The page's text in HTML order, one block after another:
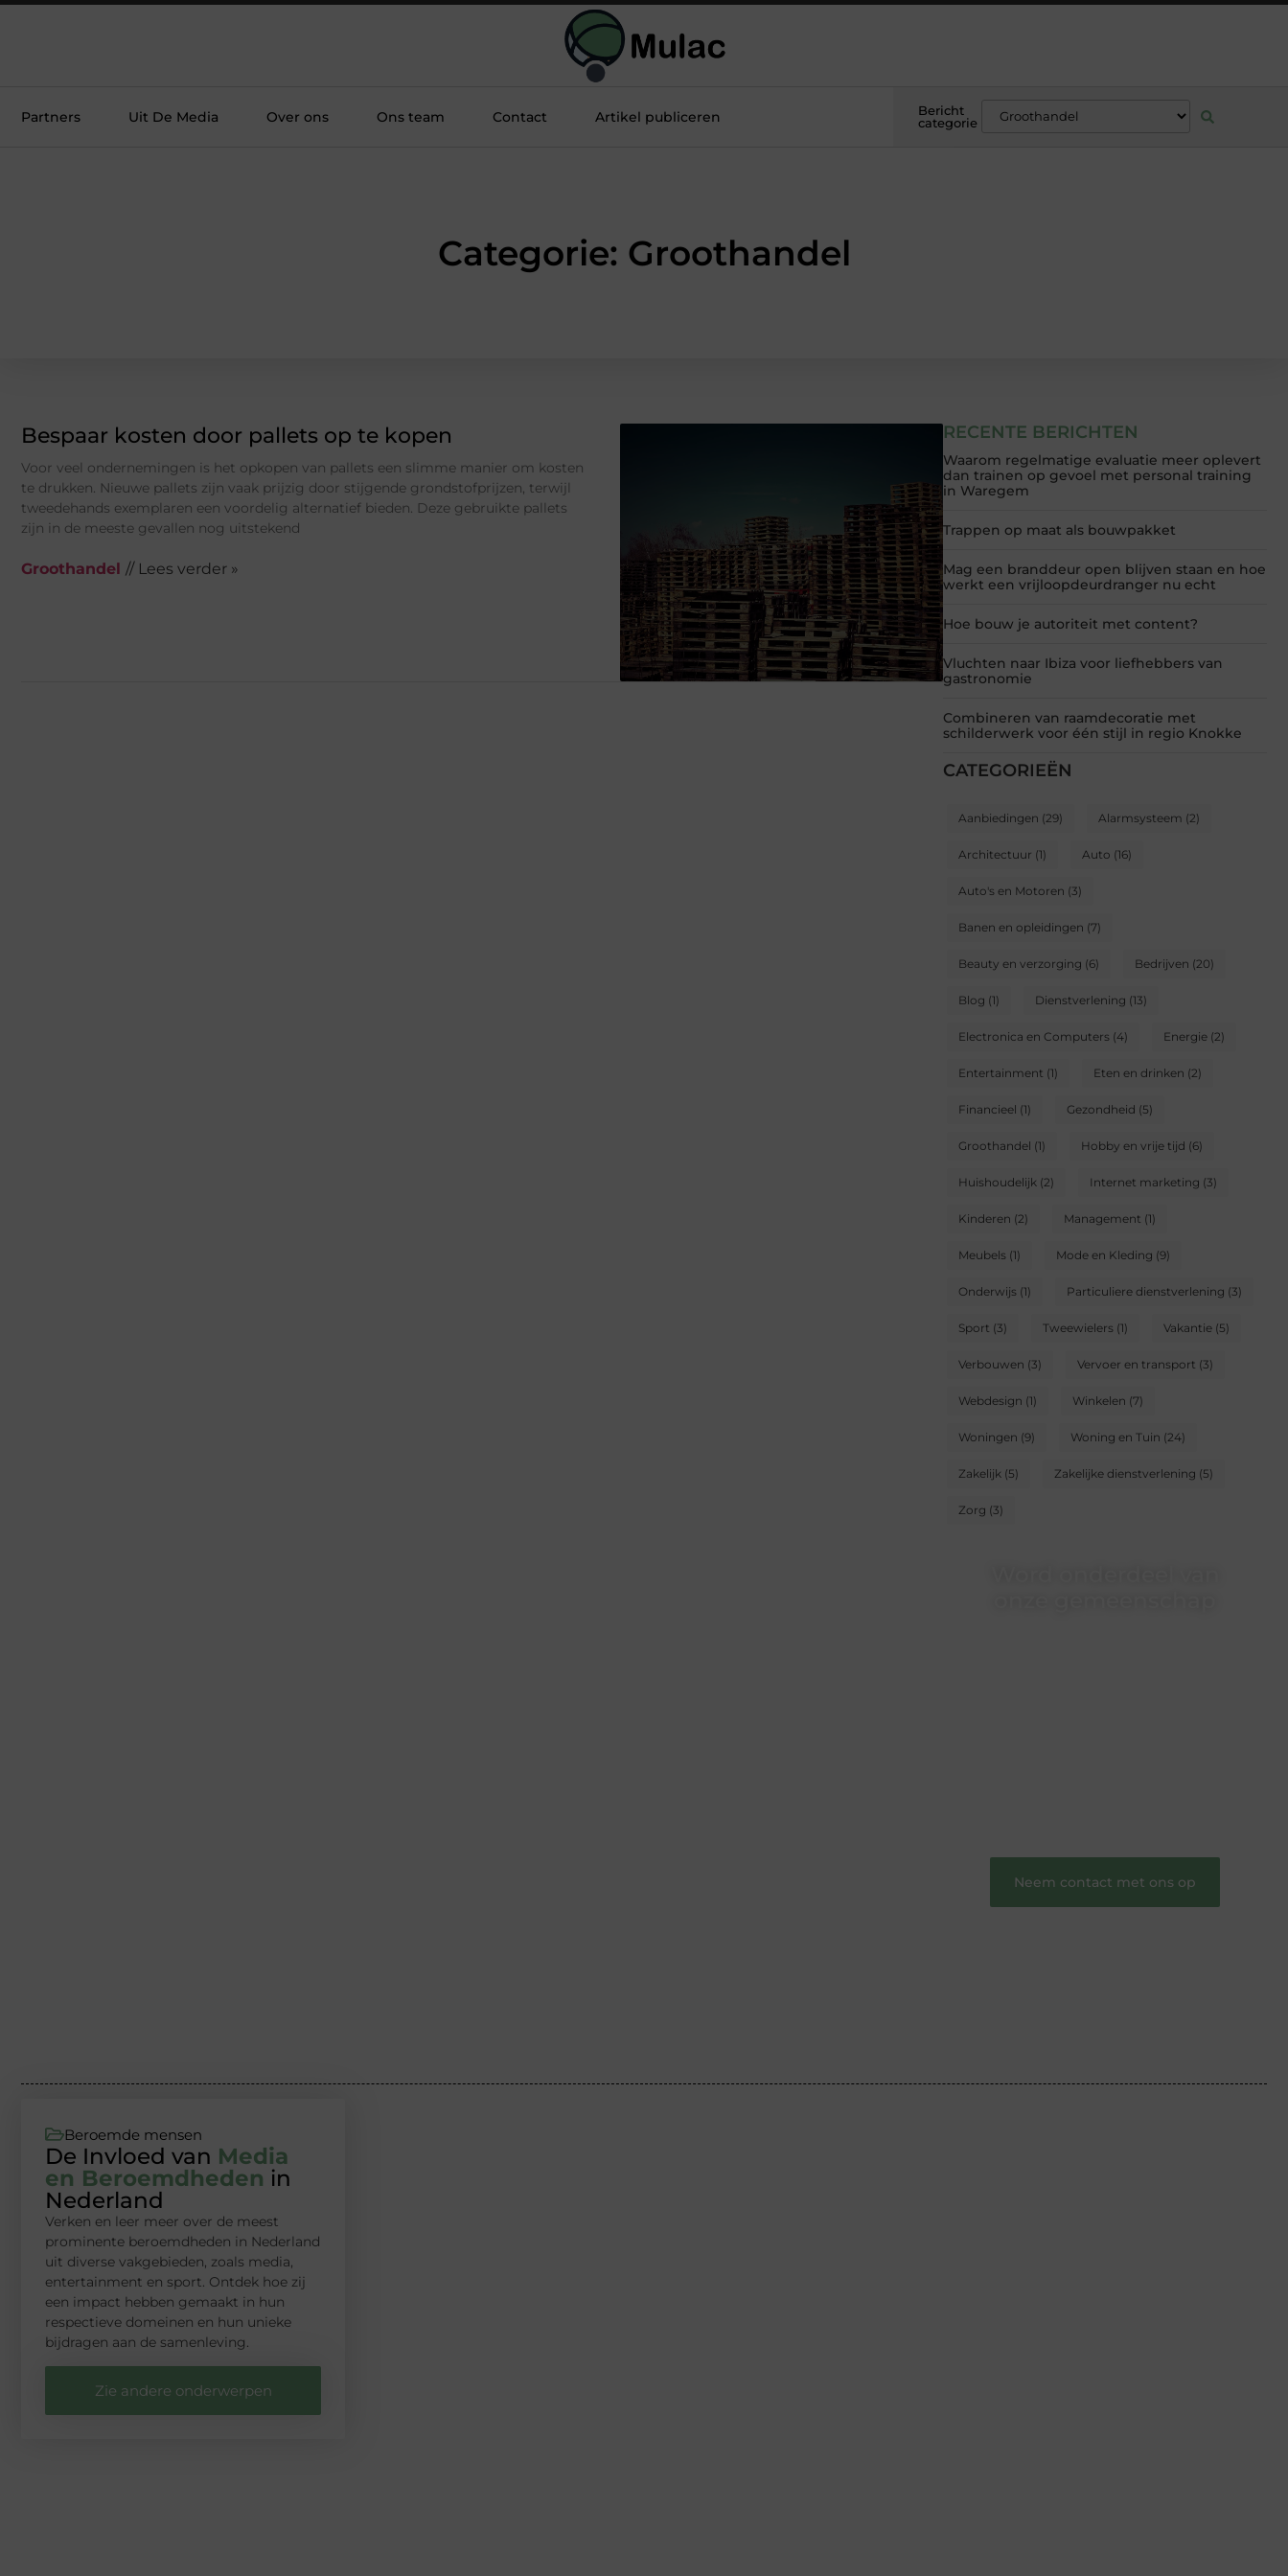
Partners Uit De Media Over ons Ons team Contact Artikel publiceren
Bericht
categorie
Categorie: Groothandel
RECENTE BERICHTEN
Waarom regelmatige evaluatie meer oplevert
dan trainen op gevoel met personal training
in Waregem
Trappen op maat als bouwpakket
Mag een branddeur open blijven staan en hoe
werkt een vrijloopdeurdranger nu echt
Hoe bouw je autoriteit met content?
Vluchten naar Ibiza voor liefhebbers van
gastronomie
Combineren van raamdecoratie met
schilderwerk voor één stijl in regio Knokke
CATEGORIEËN
Aanbiedingen (29) Alarmsysteem (2)
Architectuur (1) Auto (16)
Auto's en Motoren (3)
Banen en opleidingen (7)
Beauty en verzorging (6) Bedrijven (20)
Blog (1) Dienstverlening (13)
Electronica en Computers (4) Energie (2)
Entertainment (1) Eten en drinken (2)
Financieel (1) Gezondheid (5)
Groothandel (1) Hobby en vrije tijd (6)
Huishoudelijk (2) Internet marketing (3)
Kinderen (2) Management (1)
Meubels (1) Mode en Kleding (9)
Onderwijs (1) Particuliere dienstverlening (3)
Sport (3) Tweewielers (1) Vakantie (5)
Verbouwen (3) Vervoer en transport (3)
Webdesign (1) Winkelen (7)
Woningen (9) Woning en Tuin (24)
Zakelijk (5) Zakelijke dienstverlening (5)
Zorg (3)
Neem contact met ons op
Bespaar kosten door pallets op te kopen
Voor veel ondernemingen is het opkopen van pallets een slimme manier om kosten
te drukken. Nieuwe pallets zijn vaak prijzig door stijgende grondstofprijzen, terwijl
tweedehands exemplaren een voordelig alternatief bieden. Deze gebruikte pallets
zijn in de meeste gevallen nog uitstekend
Groothandel // Lees verder »
Beroemde mensen
De Invloed van Media
en Beroemdheden in
Nederland
Verken en leer meer over de meest
prominente beroemdheden in Nederland
uit diverse vakgebieden, zoals media,
entertainment en sport. Ontdek hoe zij
een impact hebben gemaakt in hun
respectieve domeinen en hun unieke
bijdragen aan de samenleving.
Zie andere onderwerpen